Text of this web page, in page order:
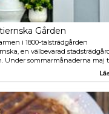
Gården
i 1800-talsträdgården
en välbevarad
Under sommarmånaderna maj
erbjuder trädgårdscaféet en härlig